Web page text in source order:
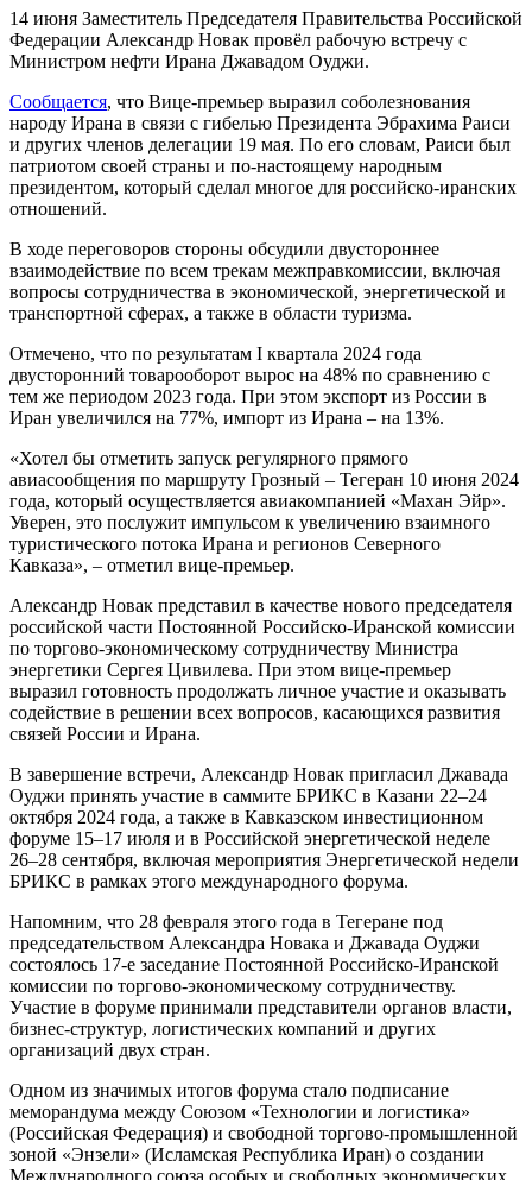
14 июня Заместитель Председателя Правительства Российской
Федерации Александр Новак провёл рабочую встречу с
Министром нефти Ирана Джавадом Оуджи.
Сообщается, что Вице-премьер выразил соболезнования
народу Ирана в связи с гибелью Президента Эбрахима Раиси
и других членов делегации 19 мая. По его словам, Раиси был
патриотом своей страны и по‑настоящему народным
президентом, который сделал многое для российско-иранских
отношений.
В ходе переговоров стороны обсудили двустороннее
взаимодействие по всем трекам межправкомиссии, включая
вопросы сотрудничества в экономической, энергетической и
транспортной сферах, а также в области туризма.
Отмечено, что по результатам I квартала 2024 года
двусторонний товарооборот вырос на 48% по сравнению с
тем же периодом 2023 года. При этом экспорт из России в
Иран увеличился на 77%, импорт из Ирана – на 13%.
«Хотел бы отметить запуск регулярного прямого
авиасообщения по маршруту Грозный – Тегеран 10 июня 2024
года, который осуществляется авиакомпанией «Махан Эйр».
Уверен, это послужит импульсом к увеличению взаимного
туристического потока Ирана и регионов Северного
Кавказа», – отметил вице-премьер.
Александр Новак представил в качестве нового председателя
российской части Постоянной Российско-Иранской комиссии
по торгово-экономическому сотрудничеству Министра
энергетики Сергея Цивилева. При этом вице-премьер
выразил готовность продолжать личное участие и оказывать
содействие в решении всех вопросов, касающихся развития
связей России и Ирана.
В завершение встречи, Александр Новак пригласил Джавада
Оуджи принять участие в саммите БРИКС в Казани 22–24
октября 2024 года, а также в Кавказском инвестиционном
форуме 15–17 июля и в Российской энергетической неделе
26–28 сентября, включая мероприятия Энергетической недели
БРИКС в рамках этого международного форума.
Напомним, что 28 февраля этого года в Тегеране под
председательством Александра Новака и Джавада Оуджи
состоялось 17-е заседание Постоянной Российско-Иранской
комиссии по торгово-экономическому сотрудничеству.
Участие в форуме принимали представители органов власти,
бизнес-структур, логистических компаний и других
организаций двух стран.
Одном из значимых итогов форума стало подписание
меморандума между Союзом «Технологии и логистика»
(Российская Федерация) и свободной торгово-промышленной
зоной «Энзели» (Исламская Республика Иран) о создании
Международного союза особых и свободных экономических